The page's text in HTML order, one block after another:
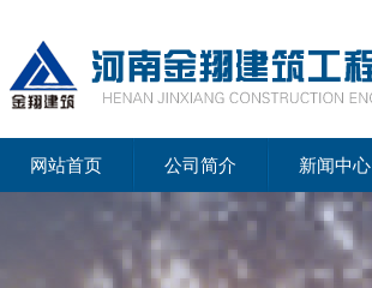
网站首页 公司简介 新闻中心